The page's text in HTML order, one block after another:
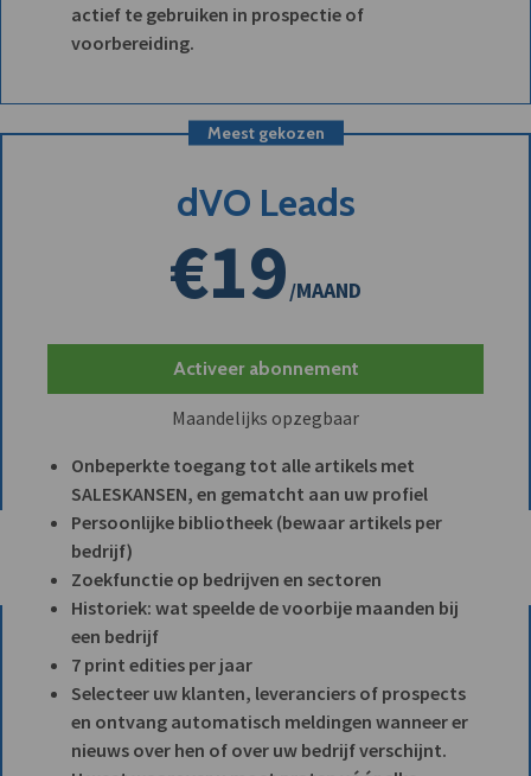
actief te gebruiken in prospectie of
voorbereiding.
Meest gekozen
dVO Leads
€19/MAAND
Activeer abonnement
Maandelijks opzegbaar
Onbeperkte toegang tot alle artikels met
SALESKANSEN, en gematcht aan uw profiel
Persoonlijke bibliotheek (bewaar artikels per
bedrijf)
Zoekfunctie op bedrijven en sectoren
Historiek: wat speelde de voorbije maanden bij
een bedrijf
7 print edities per jaar
Selecteer uw klanten, leveranciers of prospects
en ontvang automatisch meldingen wanneer er
nieuws over hen of over uw bedrijf verschijnt.